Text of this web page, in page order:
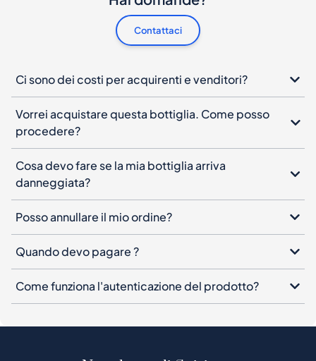
Contattaci
Ci sono dei costi per acquirenti e venditori?
Vorrei acquistare questa bottiglia. Come posso
procedere?
Cosa devo fare se la mia bottiglia arriva
danneggiata?
Posso annullare il mio ordine?
Quando devo pagare ?
Come funziona l'autenticazione del prodotto?